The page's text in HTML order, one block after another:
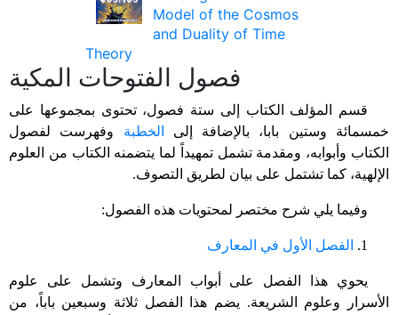
Model of the Cosmos
and Duality of Time
Theory
فصول الفتوحات المكية
قسم المؤلف الكتاب إلى ستة فصول، تحتوى بمجموعها على
خمسمائة وستين بابا، بالإضافة إلى
الخطبة وفهرست لفصول
الكتاب وأبوابه، ومقدمة تشمل تمهيداً لما يتضمنه الكتاب من العلوم
الإلهية، كما تشتمل على بيان لطريق التصوف.
وفيما يلي شرح مختصر لمحتويات هذه الفصول:
1. الفصل الأول في المعارف
يحوي هذا الفصل على أبواب المعارف وتشمل على علوم
الأسرار وعلوم الشريعة. يضم هذا الفصل ثلاثة وسبعين باباً، من